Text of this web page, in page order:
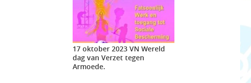
17 oktober 2023 VN Wereld
dag van Verzet tegen
Armoede.